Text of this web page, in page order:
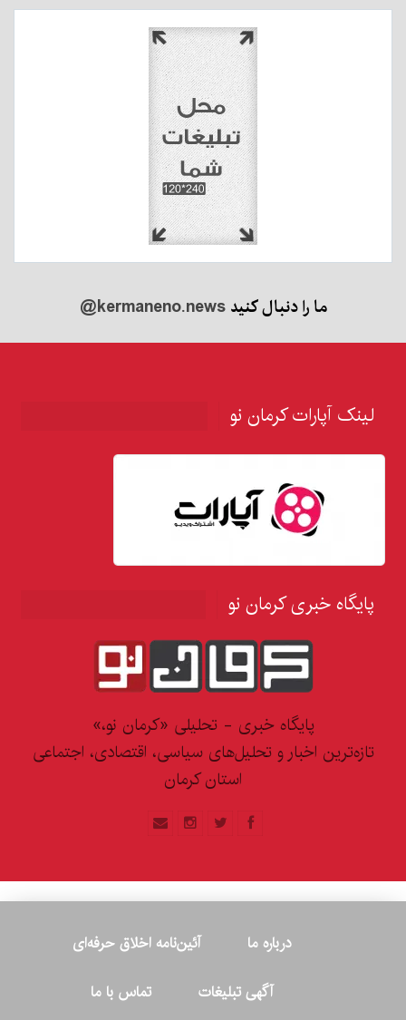
ما را دنبال کنید@kermaneno.news
لینک آپارات کرمان نو
پایگاه خبری کرمان نو
پایگاه خبری - تحلیلی «کرمان نو،»
تازه‌ترین اخبار و تحلیل‌های سیاسی، اقتصادی، اجتماعی
استان کرمان
درباره ما
آئین‌نامه اخلاق حرفه‌ای
آگهی تبلیغات
تماس با ما